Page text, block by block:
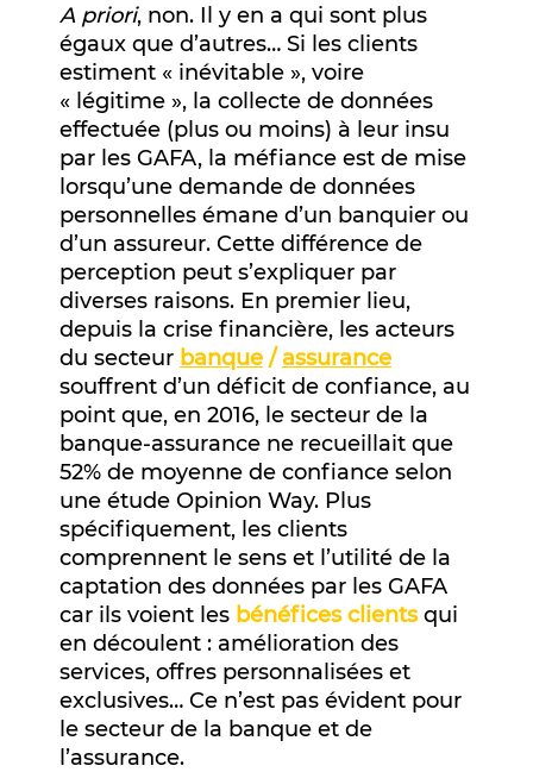
A priori, non. Il y en a qui sont plus
égaux que d’autres… Si les clients
estiment « inévitable », voire
« légitime », la collecte de données
effectuée (plus ou moins) à leur insu
par les GAFA, la méfiance est de mise
lorsqu’une demande de données
personnelles émane d’un banquier ou
d’un assureur. Cette différence de
perception peut s’expliquer par
diverses raisons. En premier lieu,
depuis la crise financière, les acteurs
du secteur banque / assurance
souffrent d’un déficit de confiance, au
point que, en 2016, le secteur de la
banque-assurance ne recueillait que
52% de moyenne de confiance selon
une étude Opinion Way. Plus
spécifiquement, les clients
comprennent le sens et l’utilité de la
captation des données par les GAFA
car ils voient les bénéfices clientsqui
en découlent : amélioration des
services, offres personnalisées et
exclusives… Ce n’est pas évident pour
le secteur de la banque et de
l’assurance.